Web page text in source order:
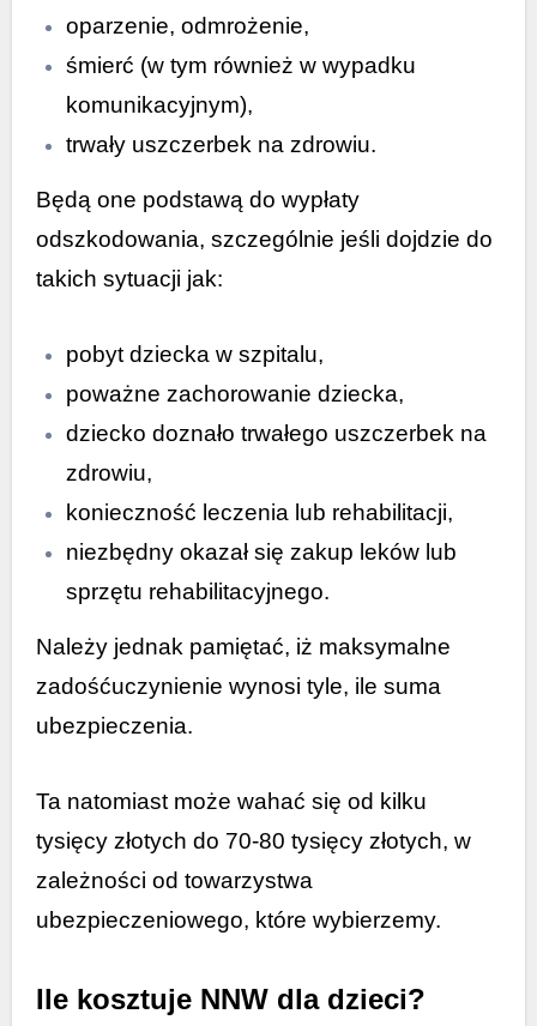
oparzenie, odmrożenie,
śmierć (w tym również w wypadku
komunikacyjnym),
trwały uszczerbek na zdrowiu.
Będą one podstawą do wypłaty
odszkodowania, szczególnie jeśli dojdzie do
takich sytuacji jak:
pobyt dziecka w szpitalu,
poważne zachorowanie dziecka,
dziecko doznało trwałego uszczerbek na
zdrowiu,
konieczność leczenia lub rehabilitacji,
niezbędny okazał się zakup leków lub
sprzętu rehabilitacyjnego.
Należy jednak pamiętać, iż maksymalne
zadośćuczynienie wynosi tyle, ile suma
ubezpieczenia.
Ta natomiast może wahać się od kilku
tysięcy złotych do 70-80 tysięcy złotych, w
zależności od towarzystwa
ubezpieczeniowego, które wybierzemy.
Ile kosztuje NNW dla dzieci?